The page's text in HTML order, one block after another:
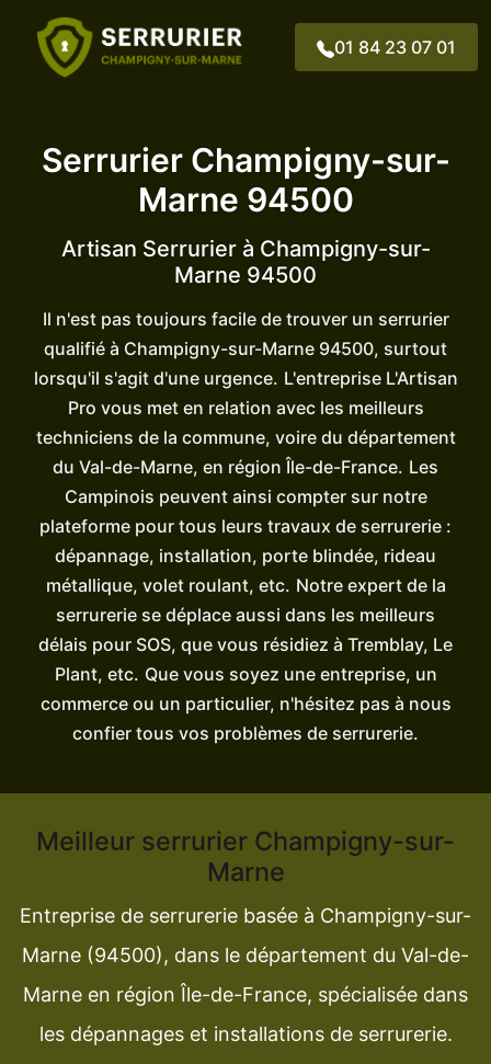
PHONE
01 84 23 07 01
Serrurier Champigny-sur-
Marne 94500
Artisan Serrurier à Champigny-sur-
Marne 94500
Il n'est pas toujours facile de trouver un serrurier
qualifié à Champigny-sur-Marne 94500, surtout
lorsqu'il s'agit d'une urgence. L'entreprise L'Artisan
Pro vous met en relation avec les meilleurs
techniciens de la commune, voire du département
du Val-de-Marne, en région Île-de-France. Les
Campinois peuvent ainsi compter sur notre
plateforme pour tous leurs travaux de serrurerie :
dépannage, installation, porte blindée, rideau
métallique, volet roulant, etc. Notre expert de la
serrurerie se déplace aussi dans les meilleurs
délais pour SOS, que vous résidiez à Tremblay, Le
Plant, etc. Que vous soyez une entreprise, un
commerce ou un particulier, n'hésitez pas à nous
confier tous vos problèmes de serrurerie.
Meilleur serrurier Champigny-sur-
Marne
Entreprise de serrurerie basée à Champigny-sur-
Marne (94500), dans le département du Val-de-
Marne en région Île-de-France, spécialisée dans
les dépannages et installations de serrurerie.